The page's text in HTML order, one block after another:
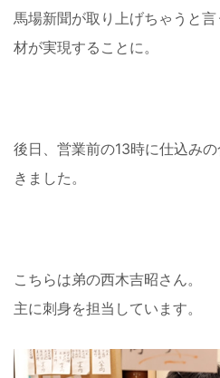
馬場新聞が取り上げちゃうと
材が実現することに。
後日、営業前の13時に仕込み
きました。
こちらは弟の西木吉昭さん。
主に刺身を担当しています。